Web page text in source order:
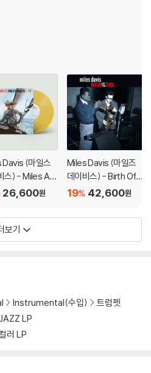
Davis (마일스
스) - Miles Ah
로우 컬러 LP]
26,600원
Miles Davis (마일즈
데이비스) - Birth Of
The Cool [레드 컬러
42,600원
19%
보기
Instrumental(수입)
트럼펫
LP
러 LP